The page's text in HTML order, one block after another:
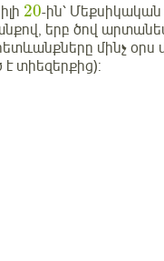
20-ին՝
երբ ծով
մինչ
տիեզերքից):